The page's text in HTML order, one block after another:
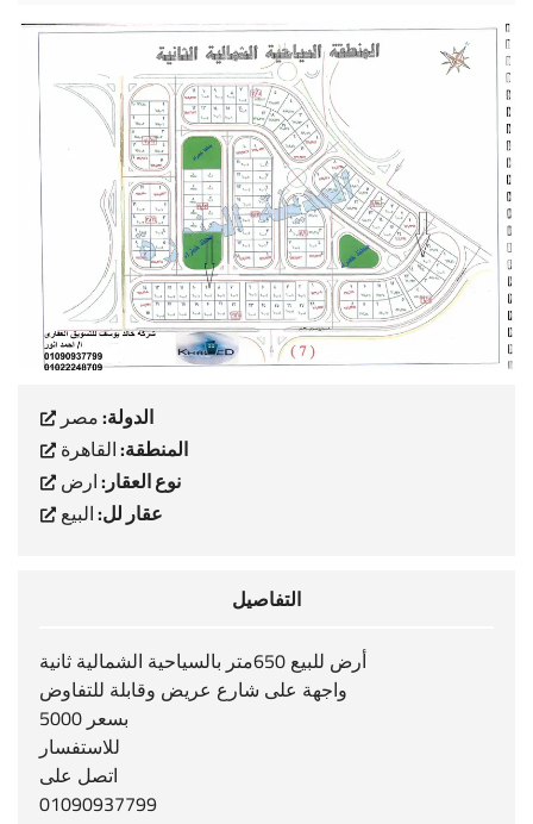
الدولة:مصر
المنطقة:القاهرة
نوع العقار:ارض
عقار لل:البيع
التفاصيل
أرض للبيع 650متر بالسياحية الشمالية ثانية
واجهة على شارع عريض وقابلة للتفاوض
بسعر 5000
للاستفسار
اتصل على
01090937799